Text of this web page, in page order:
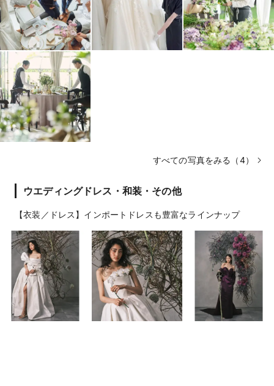
すべての写真をみる（4）
ウエディングドレス・和装・その他
【衣装／ドレス】インポートドレスも豊富なラインナップ